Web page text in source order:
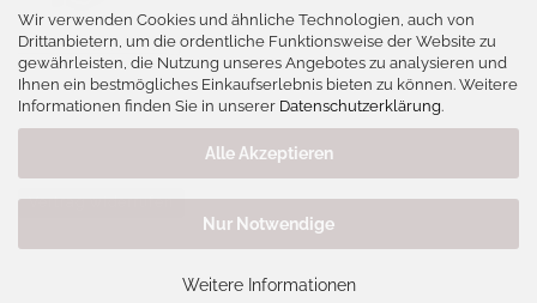
Wir verwenden Cookies und ähnliche Technologien, auch von
Drittanbietern, um die ordentliche Funktionsweise der Website zu
gewährleisten, die Nutzung unseres Angebotes zu analysieren und
Ihnen ein bestmögliches Einkaufserlebnis bieten zu können. Weitere
Informationen finden Sie in unserer Datenschutzerklärung.
Alle Akzeptieren
Nur Notwendige
Weitere Informationen
Selbstabholung
Wienerstraße 41, 3702 Niederrußbach
nur nach vorheriger Terminabsprache
Vertrag widerrufen